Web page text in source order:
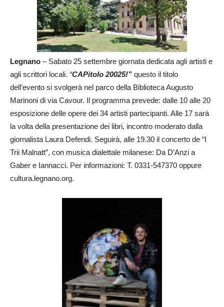
Legnano – Sabato 25 settembre giornata dedicata agli artisti e
agli scrittori locali. “CAPitolo 20025!” questo il titolo
dell’evento si svolgerà nel parco della Biblioteca Augusto
Marinoni di via Cavour. Il programma prevede: dalle 10 alle 20
esposizione delle opere dei 34 artisti partecipanti. Alle 17 sarà
la volta della presentazione dei libri, incontro moderato dalla
giornalista Laura Defendi. Seguirà, alle 19.30 il concerto de “I
Trii Malnatt”, con musica dialettale milanese: Da D’Anzi a
Gaber e Iannacci. Per informazioni: T. 0331-547370 oppure
cultura.legnano.org.